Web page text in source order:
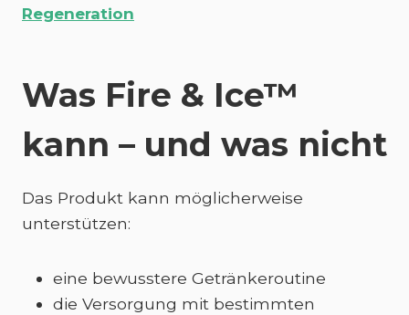
Regeneration
Was Fire & Ice™
kann – und was nicht
Das Produkt kann möglicherweise
unterstützen:
eine bewusstere Getränkeroutine
die Versorgung mit bestimmten